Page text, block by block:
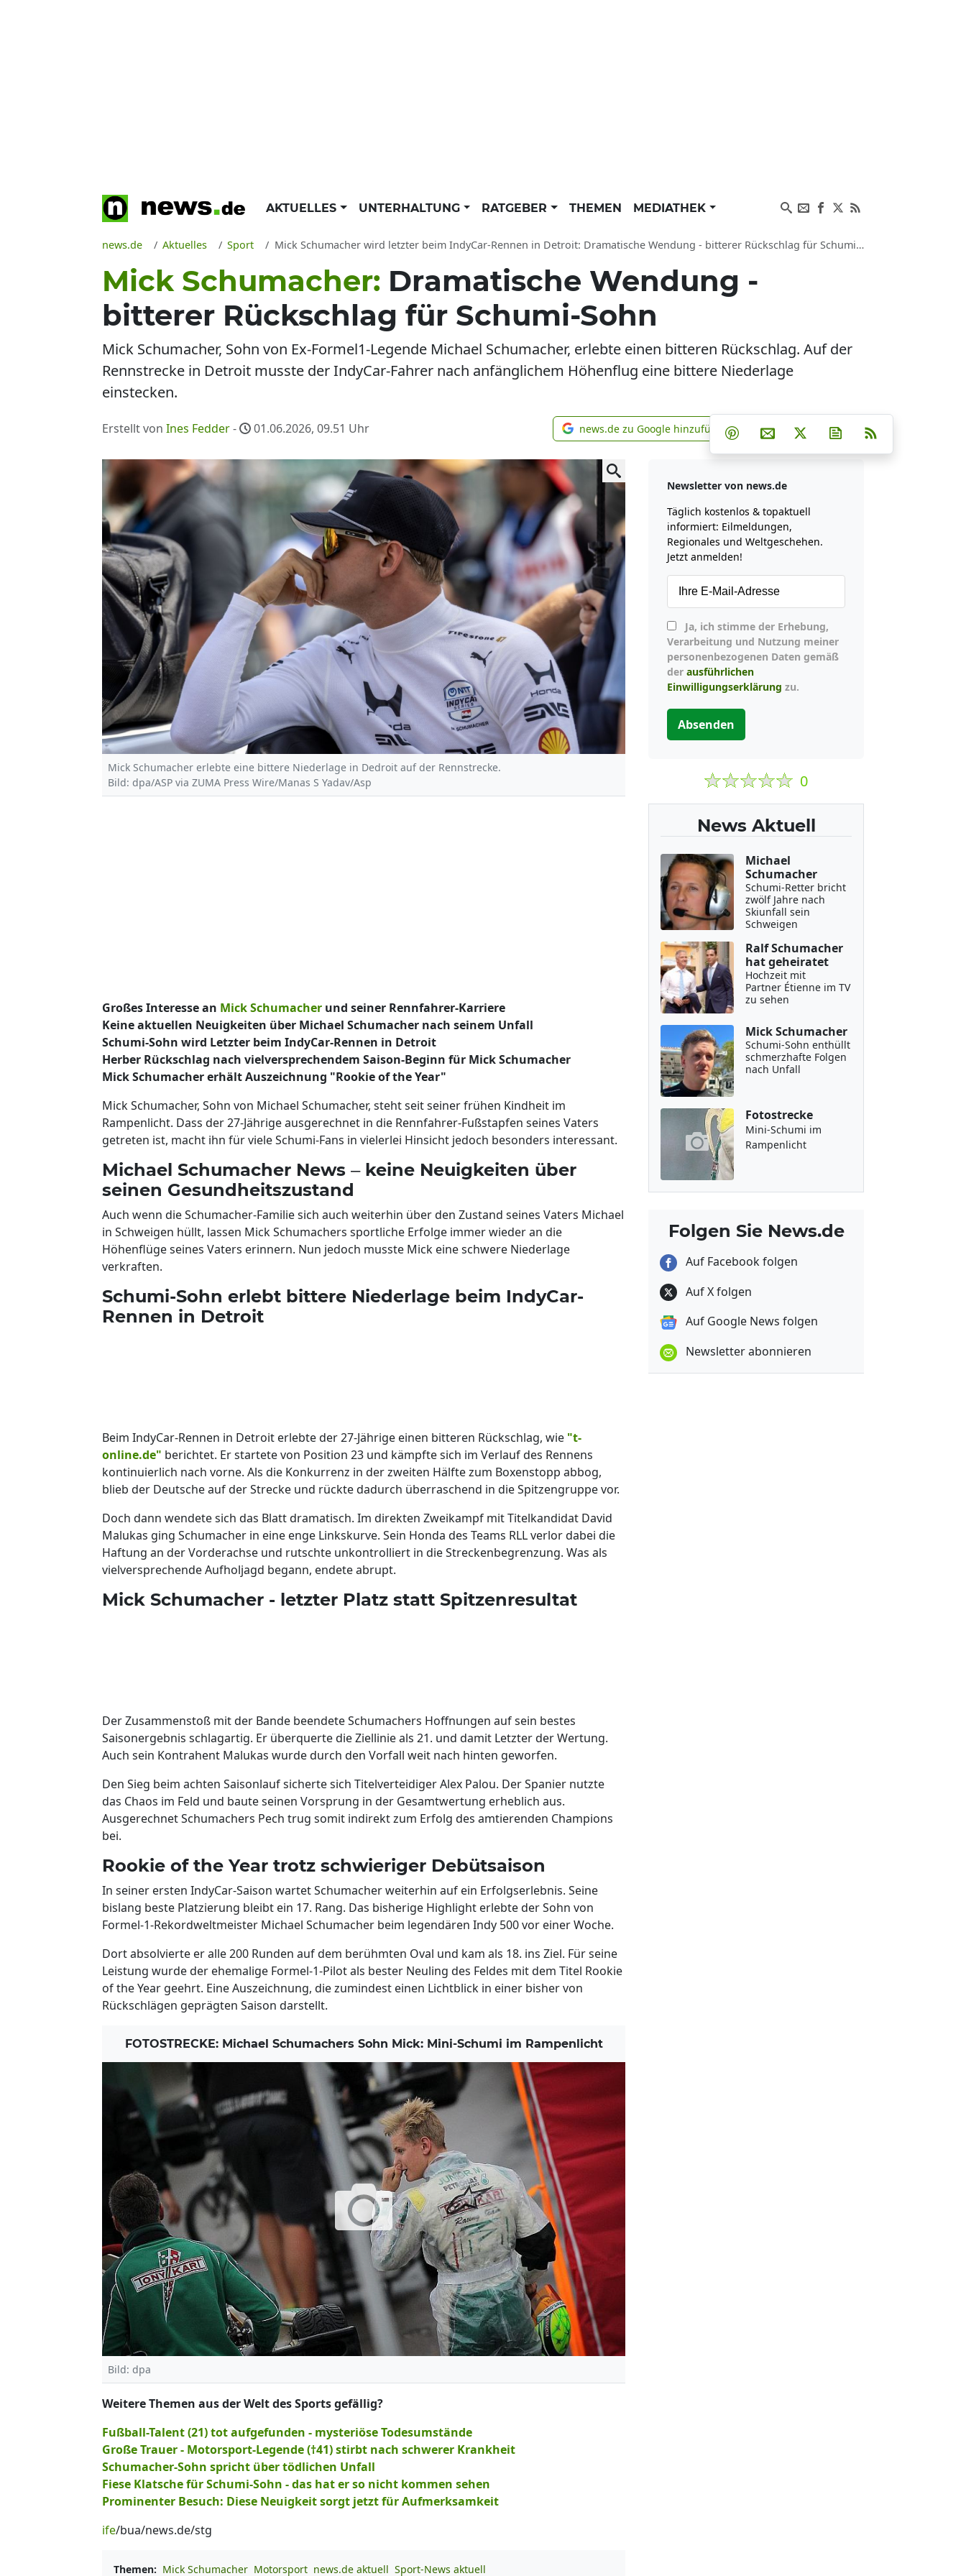
AKTUELLES UNTERHALTUNG RATGEBER THEMEN MEDIATHEK
news.de Aktuelles Sport Mick Schumacher wird letzter beim IndyCar-Rennen in Detroit: Dramatische Wendung - bitterer Rückschlag für Schumi-Sohn
Mick Schumacher: Dramatische Wendung -
bitterer Rückschlag für Schumi-Sohn
Mick Schumacher, Sohn von Ex-Formel1-Legende Michael Schumacher, erlebte einen bitteren Rückschlag. Auf der
Rennstrecke in Detroit musste der IndyCar-Fahrer nach anfänglichem Höhenflug eine bittere Niederlage
einstecken.
Erstellt von Ines Fedder- 01.06.2026, 09.51 Uhr news.de zu Google hinzufügen
news.de zu Google hinzufügen Teilen auf Facebook
Teilen auf Whatsapp
Teilen auf Telegram
Teilen auf Pinterest
Per E-Mail teilen
Post auf XNewsletter
Mick Schumacher erlebte eine bittere Niederlage in Dedroit auf der Rennstrecke.
Bild: dpa/ASP via ZUMA Press Wire/Manas S Yadav/Asp
Großes Interesse an Mick Schumacher und seiner Rennfahrer-Karriere
Keine aktuellen Neuigkeiten über Michael Schumacher nach seinem Unfall
Schumi-Sohn wird Letzter beim IndyCar-Rennen in Detroit
Herber Rückschlag nach vielversprechendem Saison-Beginn für Mick Schumacher
Mick Schumacher erhält Auszeichnung "Rookie of the Year"
Mick Schumacher, Sohn von Michael Schumacher, steht seit seiner frühen Kindheit im
Rampenlicht. Dass der 27-Jährige ausgerechnet in die Rennfahrer-Fußstapfen seines Vaters
getreten ist, macht ihn für viele Schumi-Fans in vielerlei Hinsicht jedoch besonders interessant.
Michael Schumacher News – keine Neuigkeiten über
seinen Gesundheitszustand
Auch wenn die Schumacher-Familie sich auch weiterhin über den Zustand seines Vaters Michael
in Schweigen hüllt, lassen Mick Schumachers sportliche Erfolge immer wieder an die
Höhenflüge seines Vaters erinnern. Nun jedoch musste Mick eine schwere Niederlage
verkraften.
Schumi-Sohn erlebt bittere Niederlage beim IndyCar-
Rennen in Detroit
Beim IndyCar-Rennen in Detroit erlebte der 27-Jährige einen bitteren Rückschlag, wie "t-
online.de" berichtet. Er startete von Position 23 und kämpfte sich im Verlauf des Rennens
kontinuierlich nach vorne. Als die Konkurrenz in der zweiten Hälfte zum Boxenstopp abbog,
blieb der Deutsche auf der Strecke und rückte dadurch überraschend in die Spitzengruppe vor.
Doch dann wendete sich das Blatt dramatisch. Im direkten Zweikampf mit Titelkandidat David
Malukas ging Schumacher in eine enge Linkskurve. Sein Honda des Teams RLL verlor dabei die
Haftung an der Vorderachse und rutschte unkontrolliert in die Streckenbegrenzung. Was als
vielversprechende Aufholjagd begann, endete abrupt.
Mick Schumacher - letzter Platz statt Spitzenresultat
Der Zusammenstoß mit der Bande beendete Schumachers Hoffnungen auf sein bestes
Saisonergebnis schlagartig. Er überquerte die Ziellinie als 21. und damit Letzter der Wertung.
Auch sein Kontrahent Malukas wurde durch den Vorfall weit nach hinten geworfen.
Den Sieg beim achten Saisonlauf sicherte sich Titelverteidiger Alex Palou. Der Spanier nutzte
das Chaos im Feld und baute seinen Vorsprung in der Gesamtwertung erheblich aus.
Ausgerechnet Schumachers Pech trug somit indirekt zum Erfolg des amtierenden Champions
bei.
Rookie of the Year trotz schwieriger Debütsaison
In seiner ersten IndyCar-Saison wartet Schumacher weiterhin auf ein Erfolgserlebnis. Seine
bislang beste Platzierung bleibt ein 17. Rang. Das bisherige Highlight erlebte der Sohn von
Formel-1-Rekordweltmeister Michael Schumacher beim legendären Indy 500 vor einer Woche.
Dort absolvierte er alle 200 Runden auf dem berühmten Oval und kam als 18. ins Ziel. Für seine
Leistung wurde der ehemalige Formel-1-Pilot als bester Neuling des Feldes mit dem Titel Rookie
of the Year geehrt. Eine Auszeichnung, die zumindest einen Lichtblick in einer bisher von
Rückschlägen geprägten Saison darstellt.
FOTOSTRECKE: Michael Schumachers Sohn Mick: Mini-Schumi im Rampenlicht
Bild: dpa
Weitere Themen aus der Welt des Sports gefällig?
Fußball-Talent (21) tot aufgefunden - mysteriöse Todesumstände
Große Trauer - Motorsport-Legende (†41) stirbt nach schwerer Krankheit
Schumacher-Sohn spricht über tödlichen Unfall
Fiese Klatsche für Schumi-Sohn - das hat er so nicht kommen sehen
Prominenter Besuch: Diese Neuigkeit sorgt jetzt für Aufmerksamkeit
ife/bua/news.de/stg
Themen: Mick Schumacher Motorsport news.de aktuell Sport-News aktuell
Newsletter von news.de
Täglich kostenlos & topaktuell
informiert: Eilmeldungen,
Regionales und Weltgeschehen.
Jetzt anmelden!
Verarbeitung und Nutzung meiner
personenbezogenen Daten gemäß
der ausführlichen
Einwilligungserklärung zu.
Absenden
0
News Aktuell
Michael
Schumacher
Schumi-Retter bricht
zwölf Jahre nach
Skiunfall sein
Schweigen
Ralf Schumacher
hat geheiratet
Hochzeit mit
Partner Étienne im TV
zu sehen
Mick Schumacher
Schumi-Sohn enthüllt
schmerzhafte Folgen
nach Unfall
Fotostrecke
Mini-Schumi im
Rampenlicht
Folgen Sie News.de
Auf Facebook folgen
Auf X folgen
Auf Google News folgen
Newsletter abonnieren